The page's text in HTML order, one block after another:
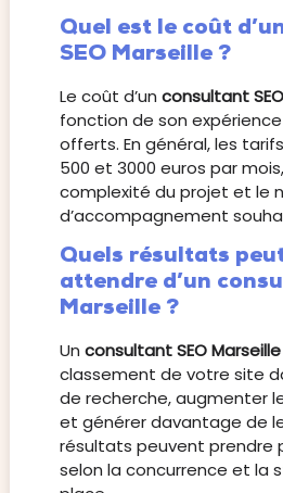
Quel est le coût
SEO Marseille ?
Le coût d’un consultant
fonction de son
offerts. En général, les
500 et 3000 euros par
complexité du projet et le
d’accompagnement
Quels résultats
attendre d’un
Marseille ?
Un consultant SEO Marseille
classement de votre site
de recherche, augmenter
et générer davantage de
résultats peuvent prendre
selon la concurrence et la